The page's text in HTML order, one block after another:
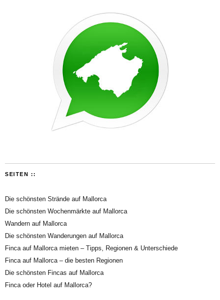
SEITEN ::
Die schönsten Strände auf Mallorca
Die schönsten Wochenmärkte auf Mallorca
Wandern auf Mallorca
Die schönsten Wanderungen auf Mallorca
Finca auf Mallorca mieten – Tipps, Regionen & Unterschiede
Finca auf Mallorca – die besten Regionen
Die schönsten Fincas auf Mallorca
Finca oder Hotel auf Mallorca?